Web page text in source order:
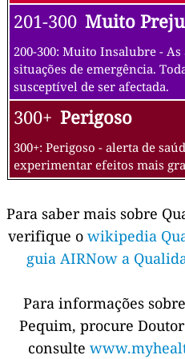
201-300 Muito
200-300: Muito Insalubre -
situações de emergência.
susceptível de ser afectada.
300+ Perigoso
300+: Perigoso - alerta de
experimentar efeitos mais
Para saber mais sobre
verifique o wikipedia
guia AIRNow a
Para informações
Pequim, procure
consulte